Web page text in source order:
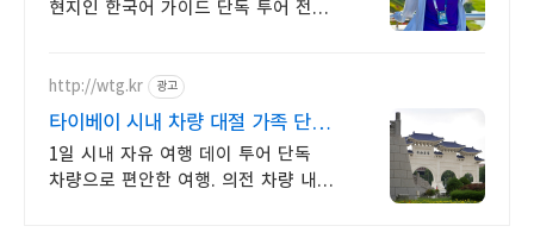
현지인 한국어 가이드 단독 투어 전문
http://wtg.kr 광고
타이베이 시내 차량 대절 가족 단체
밴 버스 대절
1일 시내 자유 여행 데이 투어 단독
차량으로 편안한 여행. 의전 차량 내